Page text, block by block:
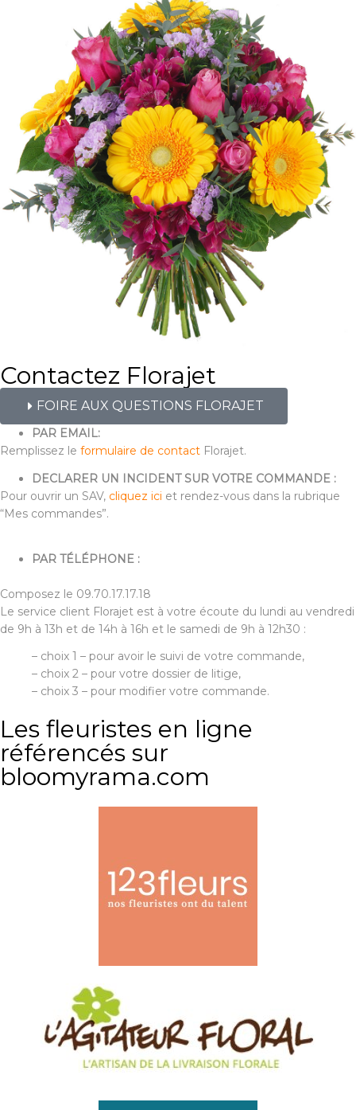
Contactez Florajet
FOIRE AUX QUESTIONS FLORAJET
PAR EMAIL:
Remplissez le formulaire de contact Florajet.
DECLARER UN INCIDENT SUR VOTRE COMMANDE :
Pour ouvrir un SAV, cliquez ici et rendez-vous dans la rubrique
“Mes commandes”.
PAR TÉLÉPHONE :
Composez le 09.70.17.17.18
Le service client Florajet est à votre écoute du lundi au vendredi
de 9h à 13h et de 14h à 16h et le samedi de 9h à 12h30 :
– choix 1 – pour avoir le suivi de votre commande,
– choix 2 – pour votre dossier de litige,
– choix 3 – pour modifier votre commande.
Les fleuristes en ligne
référencés sur
bloomyrama.com